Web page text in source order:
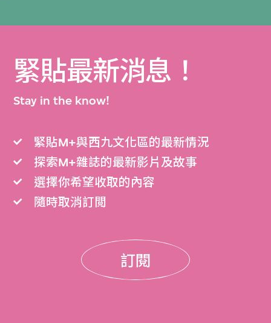
緊貼最新消息！
Stay in the know!
緊貼M+與西九文化區的最新情況
探索M+雜誌的最新影片及故事
選擇你希望收取的內容
隨時取消訂閲
訂閱